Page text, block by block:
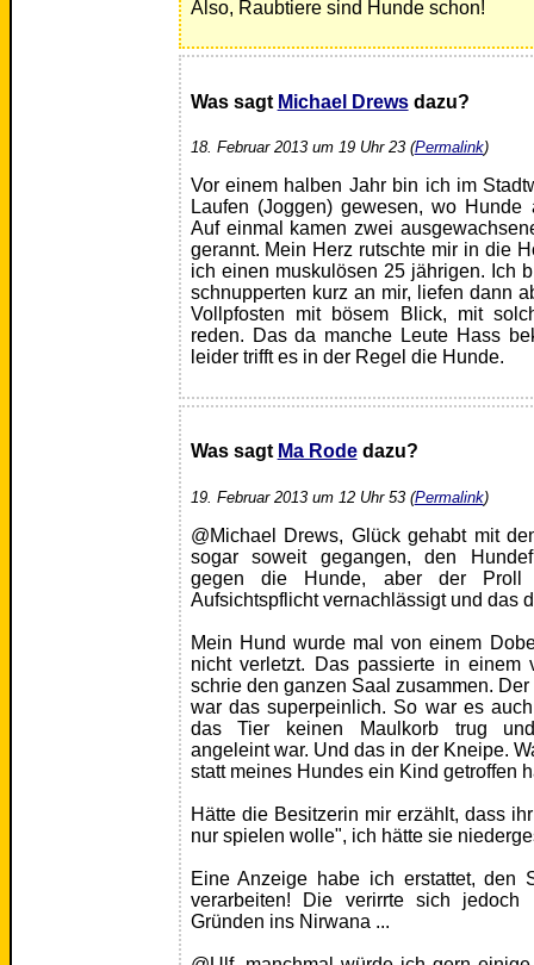
Also, Raubtiere sind Hunde schon!
Was sagt Michael Drewsdazu?
18. Februar 2013 um 19 Uhr 23 (Permalink)
Vor einem halben Jahr bin ich im
Laufen (Joggen) gewesen, wo Hunde
Auf einmal kamen zwei
gerannt. Mein Herz rutschte mir in die
ich einen muskulösen 25 jährigen. Ich
schnupperten kurz an mir, liefen dann
Vollpfosten mit bösem Blick, mit
reden. Das da manche Leute Hass
leider trifft es in der Regel die Hunde.
Was sagt Ma Rodedazu?
19. Februar 2013 um 12 Uhr 53 (Permalink)
@Michael Drews, Glück gehabt mit
sogar soweit gegangen, den
gegen die Hunde, aber der
Aufsichtspflicht vernachlässigt und das
Mein Hund wurde mal von einem
nicht verletzt. Das passierte in einem
schrie den ganzen Saal zusammen.
war das superpeinlich. So war es
das Tier keinen Maulkorb trug
angeleint war. Und das in der Kneipe.
statt meines Hundes ein Kind getroffen
Hätte die Besitzerin mir erzählt, dass
nur spielen wolle", ich hätte sie
Eine Anzeige habe ich erstattet, den
verarbeiten! Die verirrte sich jedoch
Gründen ins Nirwana ...